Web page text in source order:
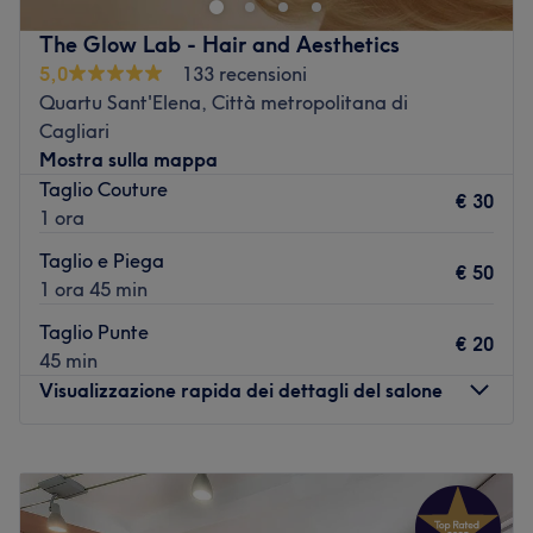
Il team:
Il salone vanta un piccolo team di esperti professionisti
che si prende cura dei clienti con dedizione e passione.
Ogni membro del team è specializzato in diversi
trattamenti e lavora con la massima cura per garantire
che ogni cliente riceva un servizio personalizzato e di
alta qualità.
I punti forti del salone:
Atmosfera: informale e accogliente.
The Glow Lab - Hair and Aesthetics
5,0
133 recensioni
Quartu Sant'Elena, Città metropolitana di
Cagliari
Mostra sulla mappa
Taglio Couture
1 ora
€ 30
Taglio e Piega
1 ora 45 min
€ 50
Taglio Punte
45 min
€ 20
Visualizzazione rapida dei dettagli del salone
Martedì
21:00
Mercoledì
21:00